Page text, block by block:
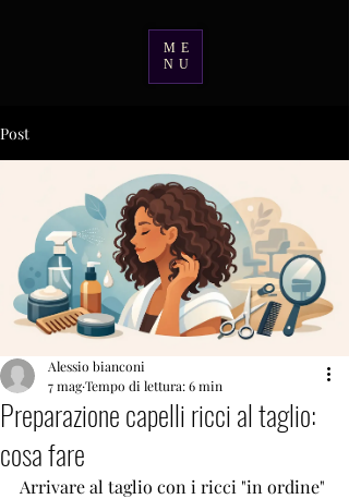
ME
NU
Post
Preparazione capelli ricci al taglio:
cosa fare
Alessio bianconi
7 magTempo di lettura: 6 min
Arrivare al taglio con i ricci "in ordine"